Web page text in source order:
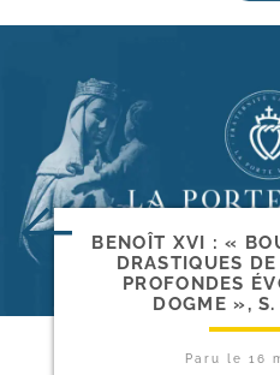
BENOÎT XVI : «
DRASTIQUES
PROFONDES
DOGME »,
Paru le 16